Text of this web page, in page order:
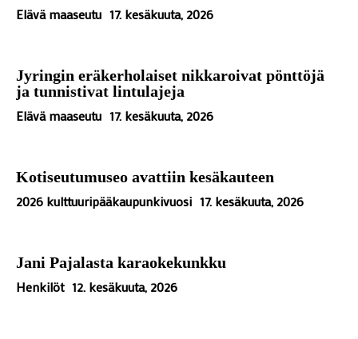
Elävä maaseutu 17. kesäkuuta, 2026
Jyringin eräkerholaiset nikkaroivat pönttöjä
ja tunnistivat lintulajeja
Elävä maaseutu 17. kesäkuuta, 2026
Kotiseutumuseo avattiin kesäkauteen
2026 kulttuuripääkaupunkivuosi 17. kesäkuuta, 2026
Jani Pajalasta karaokekunkku
Henkilöt 12. kesäkuuta, 2026